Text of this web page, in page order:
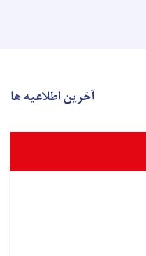
آخرین اطلاعیه ها